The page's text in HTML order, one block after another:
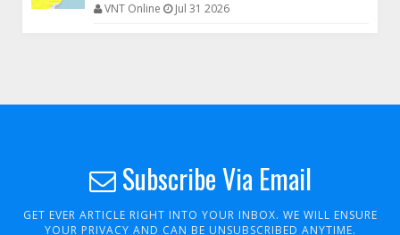
VNT Online Jul 31 2026
Subscribe Via Email
GET EVER ARTICLE RIGHT INTO YOUR INBOX. WE WILL ENSURE
YOUR PRIVACY AND CAN BE UNSUBSCRIBED ANYTIME.